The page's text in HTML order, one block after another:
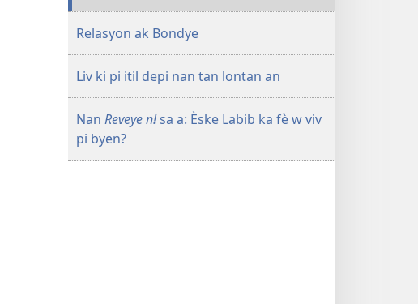
Relasyon ak Bondye
Liv ki pi itil depi nan tan lontan an
Nan Reveye n!sa a: Èske Labib ka fè w viv
pi byen?